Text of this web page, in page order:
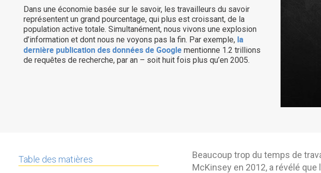
Dans une économie basée sur le savoir, les travailleurs du savoir
représentent un grand pourcentage, qui plus est croissant, de la
population active totale. Simultanément, nous vivons une explosion
d’information et dont nous ne voyons pas la fin. Par exemple, la
dernière publication des données de Google mentionne 1.2 trillions
de requêtes de recherche, par an – soit huit fois plus qu’en 2005.
Table des matières Beaucoup trop du temps de
McKinsey en 2012, a révélé